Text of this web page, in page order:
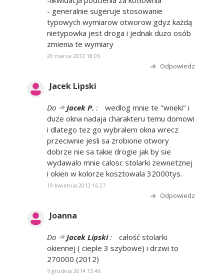
- generalnie sugeruje stosowanie
typowych wymiarow otworow gdyz każdą
nietypowka jest droga i jednak duzo osób
zmienia te wymiary
20 marca 2012 18:05
Odpowiedz
Jacek Lipski
Do Jacek P. :
wedlog mnie te "wneki" i
duze okna nadaja charakteru temu domowi
i dlatego tez go wybralem okna wrecz
przeciwnie jesli sa zrobione otwory
dobrze nie sa takie drogie jak by sie
wydawalo mnie calosc stolarki zewnetznej
i okien w kolorze kosztowala 32000tys.
19 kwietnia 2012 16:27
Odpowiedz
Joanna
Do Jacek Lipski:
całość stolarki
okiennej ( cieple 3 szybowe) i drzwi to
270000 (2012)
5 grudnia 2014 13:46